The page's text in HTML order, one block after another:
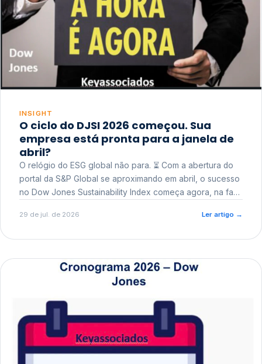
INSIGHT
O ciclo do DJSI 2026 começou. Sua
empresa está pronta para a janela de
abril?
O relógio do ESG global não para. ⏳ Com a abertura do
portal da S&P Global se aproximando em abril, o sucesso
no Dow Jones Sustainability Index começa agora, na fase
29 de jul. de 2026 Ler artigo →